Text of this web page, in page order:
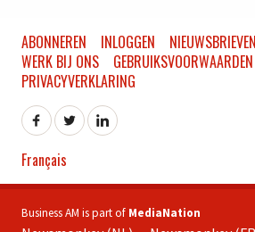
ABONNEREN INLOGGEN NIEUWSBRIEVEN
WERK BIJ ONS
GEBRUIKSVOORWAARDEN
PRIVACYVERKLARING
Français
Business AM is part of MediaNation